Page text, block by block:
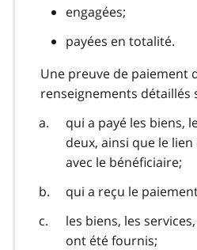
engagées;
payées en totalité.
Une preuve de paiement
renseignements détaillés
qui a payé les biens,
deux, ainsi que le
avec le bénéficiaire;
qui a reçu le
les biens, les
ont été fournis;